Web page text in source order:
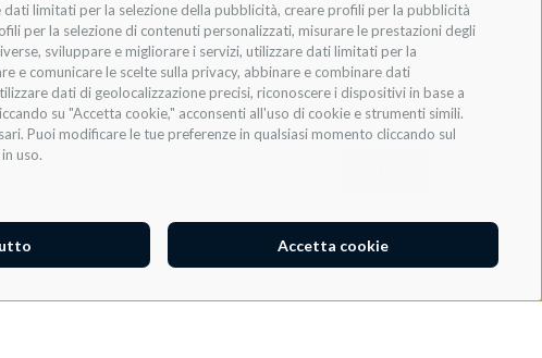
limitati per la selezione della pubblicità, creare profili per la pubblicità
per la selezione di contenuti personalizzati, misurare le prestazioni degli
sviluppare e migliorare i servizi, utilizzare dati limitati per la
e comunicare le scelte sulla privacy, abbinare e combinare dati
dati di geolocalizzazione precisi, riconoscere i dispositivi in base a
su "Accetta cookie," acconsenti all'uso di cookie e strumenti simili.
Puoi modificare le tue preferenze in qualsiasi momento cliccando sul
uso.
Accetta cookie